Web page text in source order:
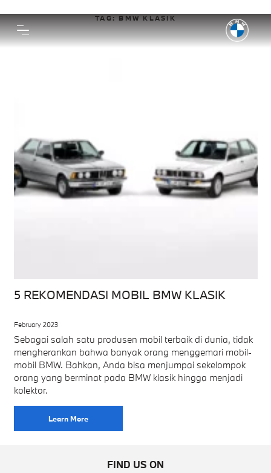
TAG:BMW KLASIK
5 REKOMENDASI MOBIL BMW KLASIK
February 2023
Sebagai salah satu produsen mobil terbaik di dunia, tidak
mengherankan bahwa banyak orang menggemari mobil-
mobil BMW. Bahkan, Anda bisa menjumpai sekelompok
orang yang berminat pada BMW klasik hingga menjadi
kolektor.
Learn More
FIND US ON